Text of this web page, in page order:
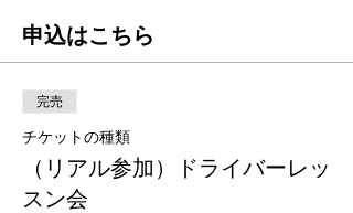
申込はこちら
完売
チケットの種類
（リアル参加）ドライバーレッ
スン会